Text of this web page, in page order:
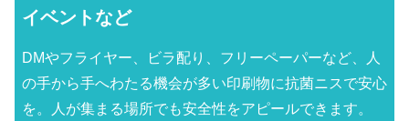
イベントなど
DMやフライヤー、ビラ配り、フリーペーパーなど、人
の手から手へわたる機会が多い印刷物に抗菌ニスで安心
を。人が集まる場所でも安全性をアピールできます。